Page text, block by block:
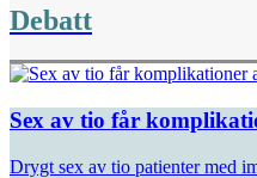
Debatt
Sex av tio får
Drygt sex av tio patienter med